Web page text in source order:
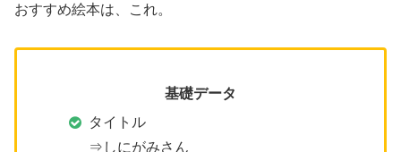
おすすめ絵本は、これ。
基礎データ
タイトル
⇒しにがみさん